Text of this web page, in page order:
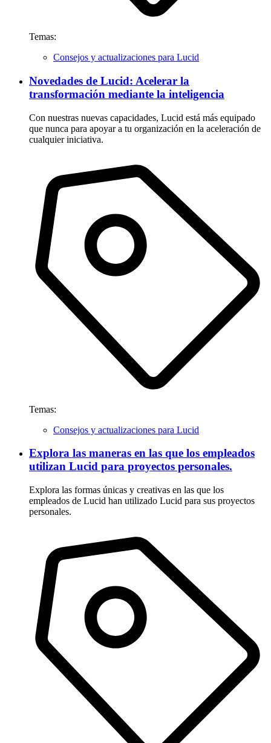
Temas:
Consejos y actualizaciones para Lucid
Novedades de Lucid: Acelerar la
transformación mediante la inteligencia
Con nuestras nuevas capacidades, Lucid está más equipado
que nunca para apoyar a tu organización en la aceleración de
cualquier iniciativa.
Temas:
Consejos y actualizaciones para Lucid
Explora las maneras en las que los empleados
utilizan Lucid para proyectos personales.
Explora las formas únicas y creativas en las que los
empleados de Lucid han utilizado Lucid para sus proyectos
personales.